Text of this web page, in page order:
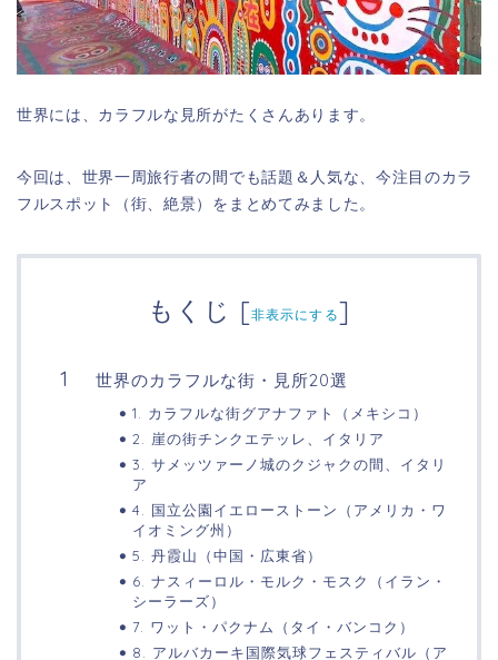
世界には、カラフルな見所がたくさんあります。
今回は、世界一周旅行者の間でも話題＆人気な、今注目のカラ
フルスポット（街、絶景）をまとめてみました。
もくじ [非表示にする]
世界のカラフルな街・見所20選
1. カラフルな街グアナファト（メキシコ）
2. 崖の街チンクエテッレ、イタリア
3. サメッツァーノ城のクジャクの間、イタリ
ア
4. 国立公園イエローストーン（アメリカ・ワ
イオミング州）
5. 丹霞山（中国・広東省）
6. ナスィーロル・モルク・モスク（イラン・
シーラーズ）
7. ワット・パクナム（タイ・バンコク）
8. アルバカーキ国際気球フェスティバル（ア